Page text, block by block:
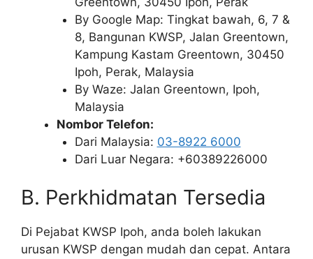
By Google Map: Tingkat bawah, 6, 7 &
8, Bangunan KWSP, Jalan Greentown,
Kampung Kastam Greentown, 30450
Ipoh, Perak, Malaysia
By Waze: Jalan Greentown, Ipoh,
Malaysia
Nombor Telefon:
Dari Malaysia: 03-8922 6000
Dari Luar Negara: +60389226000
B. Perkhidmatan Tersedia
Di Pejabat KWSP Ipoh, anda boleh lakukan
urusan KWSP dengan mudah dan cepat. Antara